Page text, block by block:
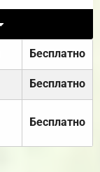
Бесплатно
Бесплатно
Бесплатно